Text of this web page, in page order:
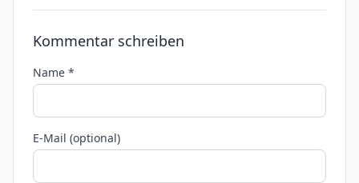
Kommentar schreiben
Name *
E-Mail (optional)